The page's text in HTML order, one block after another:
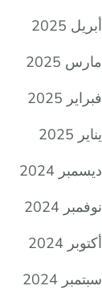
أبريل 2025
مارس 2025
فبراير 2025
يناير 2025
ديسمبر 2024
نوفمبر 2024
أكتوبر 2024
سبتمبر 2024